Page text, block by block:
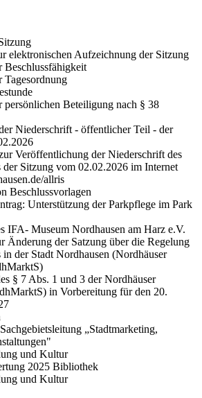
elektronischen Aufzeichnung der Sitzung
Beschlussfähigkeit
Tagesordnung
persönlichen Beteiligung nach § 38
Niederschrift - öffentlicher Teil - der
Veröffentlichung der Niederschrift des
Sitzung vom 02.02.2026 im Internet
allris
Beschlussvorlagen
Unterstützung der Parkpflege im Park
IFA- Museum Nordhausen am Harz e.V.
Änderung der Satzung über die Regelung
in der Stadt Nordhausen (Nordhäuser
§ 7 Abs. 1 und 3 der Nordhäuser
in Vorbereitung für den 20.
„Stadtmarketing,
und Kultur
2025 Bibliothek
und Kultur